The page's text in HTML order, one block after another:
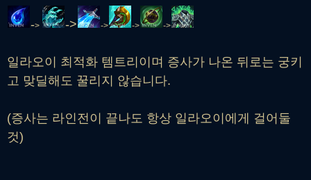
-> -> -> -> ->
일라오이 최적화 템트리이며 증사가 나온 뒤로는 궁키
고 맞딜해도 꿀리지 않습니다.
(증사는 라인전이 끝나도 항상 일라오이에게 걸어둘
것)